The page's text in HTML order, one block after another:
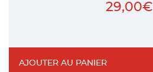
29,00€
AJOUTER AU PANIER